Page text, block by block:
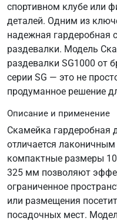
спортивном клубе или
деталей. Одним из
надежная гардеробная
раздевалки. Модель
раздевалки SG1000 от
серии SG — это не
продуманное решение
Описание и применение
Скамейка гардеробная
отличается
компактные размеры
325 мм позволяют
ограниченное
или размещения
посадочных мест.